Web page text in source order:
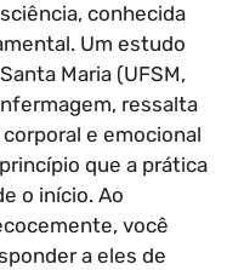
conhecida
Um estudo
Maria (UFSM,
ressalta
e emocional
que a prática
o início. Ao
você
a eles de